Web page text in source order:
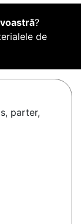
?
de
parter,